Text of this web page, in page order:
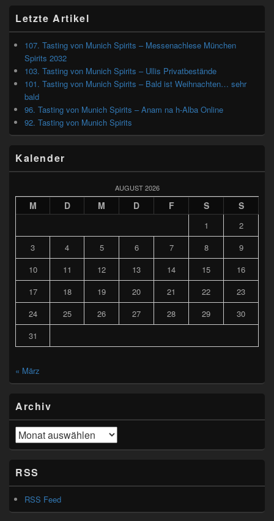
Letzte Artikel
107. Tasting von Munich Spirits – Messenachlese München
Spirits 2032
103. Tasting von Munich Spirits – Ullis Privatbestände
101. Tasting von Munich Spirits – Bald ist Weihnachten… sehr
bald
96. Tasting von Munich Spirits – Anam na h-Alba Online
92. Tasting von Munich Spirits
Kalender
AUGUST 2026
M D M D F S S
1
2
3
4 5 6 7 8
9
10
11 12 13 14 15
16
17
18 19 20 21 22
23
24
25 26 27 28 29
30
31
« März
Archiv
Archiv
RSS
RSS Feed